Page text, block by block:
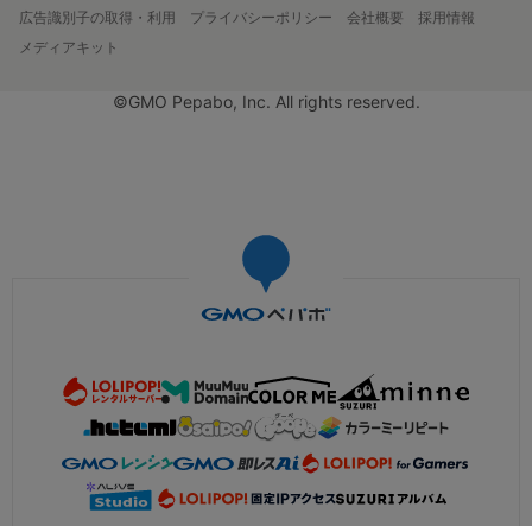
広告識別子の取得・利用
プライバシーポリシー 会社概要
採用情報
メディアキット
©GMO Pepabo, Inc. All rights reserved.